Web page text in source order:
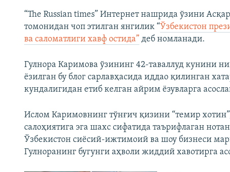
“The Russian times” Интернет нашрида ўзини
томонидан чоп этилган янгилик “Ўзбекистон
ва саломатлиги хавф остида” деб номланади.
Гулнора Каримова ўзининг 42-таваллуд кунини
ëзилган бу блог сарлавҳасида иддао қилинган
кундалигидан етиб келган айрим ëзувларга
Ислом Каримовнинг тўнғич қизини “темир
салоҳиятига эга шахс сифатида таърифлаган
Ўзбекистон сиëсий-ижтимоий ва шоу бизнеси
Гулноранинг бугунги аҳволи жиддий хавотирга